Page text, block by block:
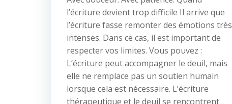
l’écriture devient trop difficile Il arrive que
l’écriture fasse remonter des émotions très
intenses. Dans ce cas, il est important de
respecter vos limites. Vous pouvez :
L’écriture peut accompagner le deuil, mais
elle ne remplace pas un soutien humain
lorsque cela est nécessaire. L’écriture
thérapeutique et le deuil se rencontrent